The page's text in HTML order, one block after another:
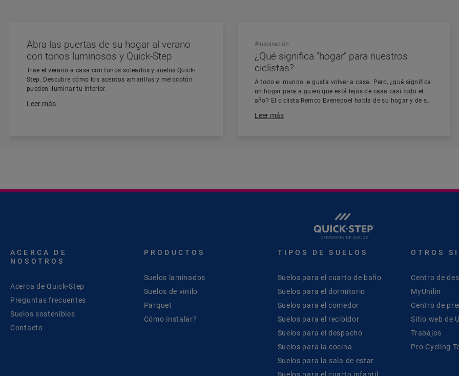
Abra las puertas de su hogar al verano
con tonos luminosos y Quick-Step
Trae el verano a casa con tonos soleados y suelos Quick-
Step. Descubre cómo los acentos amarillos y melocotón
pueden iluminar tu interior.
Leer más
¿Qué significa "hogar" para nuestros
ciclistas?
A todo el mundo le gusta volver a casa. Pero, ¿qué significa
un hogar para alguien que está lejos de casa casi todo el
año? El ciclista Remco Evenepoel habla de su hogar y de su
Leer más
#inspiración
ACERCA DE
NOSOTROS
Acerca de Quick-Step
Preguntas frecuentes
Suelos sostenibles
Contacto
PRODUCTOS
Suelos laminados
Suelos de vinilo
Parquet
Cómo instalar?
TIPOS DE SUELOS
Suelos para el cuarto de baño
Suelos para el dormitorio
Suelos para el comedor
Suelos para el recibidor
Suelos para el despacho
Suelos para la cocina
Suelos para la sala de estar
OTROS
Centro de
MyUnilin
Centro de
Sitio web de
Trabajos
Pro Cycling